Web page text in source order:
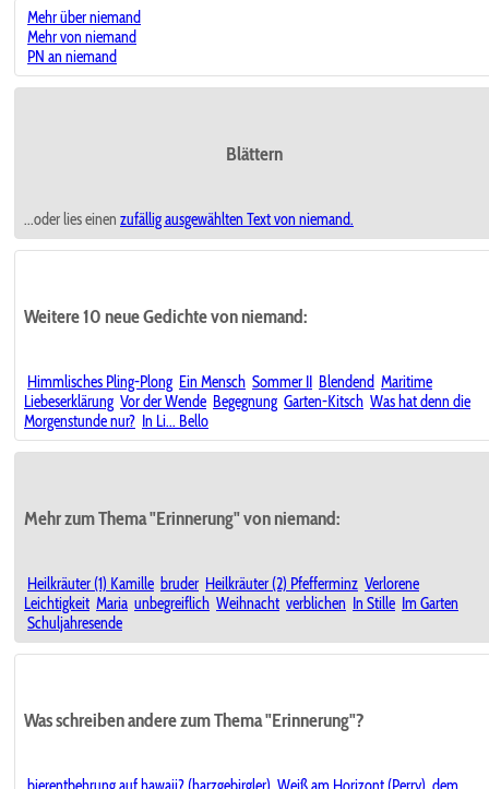
Mehr über niemand
Mehr von niemand
PN an niemand
Blättern
...oder lies einen zufällig ausgewählten Text von niemand.
Weitere 10 neue Gedichte von niemand:
Himmlisches Pling-Plong Ein Mensch Sommer II Blendend Maritime
Liebeserklärung Vor der Wende Begegnung Garten-Kitsch Was hat denn die
Morgenstunde nur? In Li... Bello
Mehr zum Thema "Erinnerung" von niemand:
Heilkräuter (1) Kamille bruder Heilkräuter (2) Pfefferminz Verlorene
Leichtigkeit Maria unbegreiflich Weihnacht verblichen In Stille Im Garten
Schuljahresende
Was schreiben andere zum Thema "Erinnerung"?